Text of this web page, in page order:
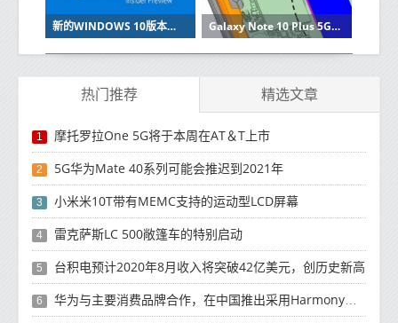
新的WINDOWS 10版本增加了GPU临时监控桌面重命名和设置更新 Galaxy Note 10 Plus 5G拆解显示三星从Apple获取了一页
热门推荐 精选文章
1 摩托罗拉One 5G将于本周在AT＆T上市
2 5G华为Mate 40系列可能会推迟到2021年
3 小米米10T带有MEMC支持的运动型LCD屏幕
4 雷克萨斯LC 500敞篷车的特别启动
5 台积电预计2020年8月收入将突破42亿美元，创历史新高
6 华为与主要消费品牌合作，在中国推出采用HarmonyOS 2.0的智能家居产品